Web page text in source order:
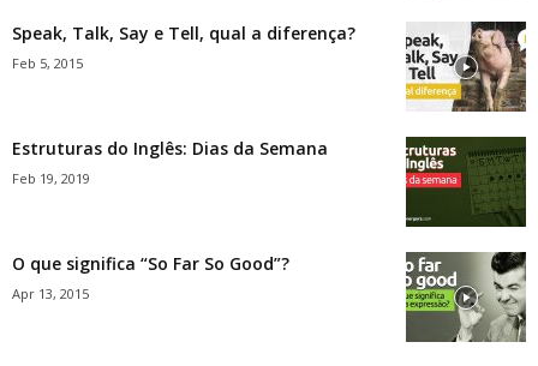
Speak, Talk, Say e Tell, qual a diferença?
Feb 5, 2015
Estruturas do Inglês: Dias da Semana
Feb 19, 2019
O que significa “So Far So Good”?
Apr 13, 2015